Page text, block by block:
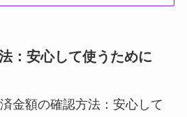
：安心して使うために
金額の確認方法：安心して